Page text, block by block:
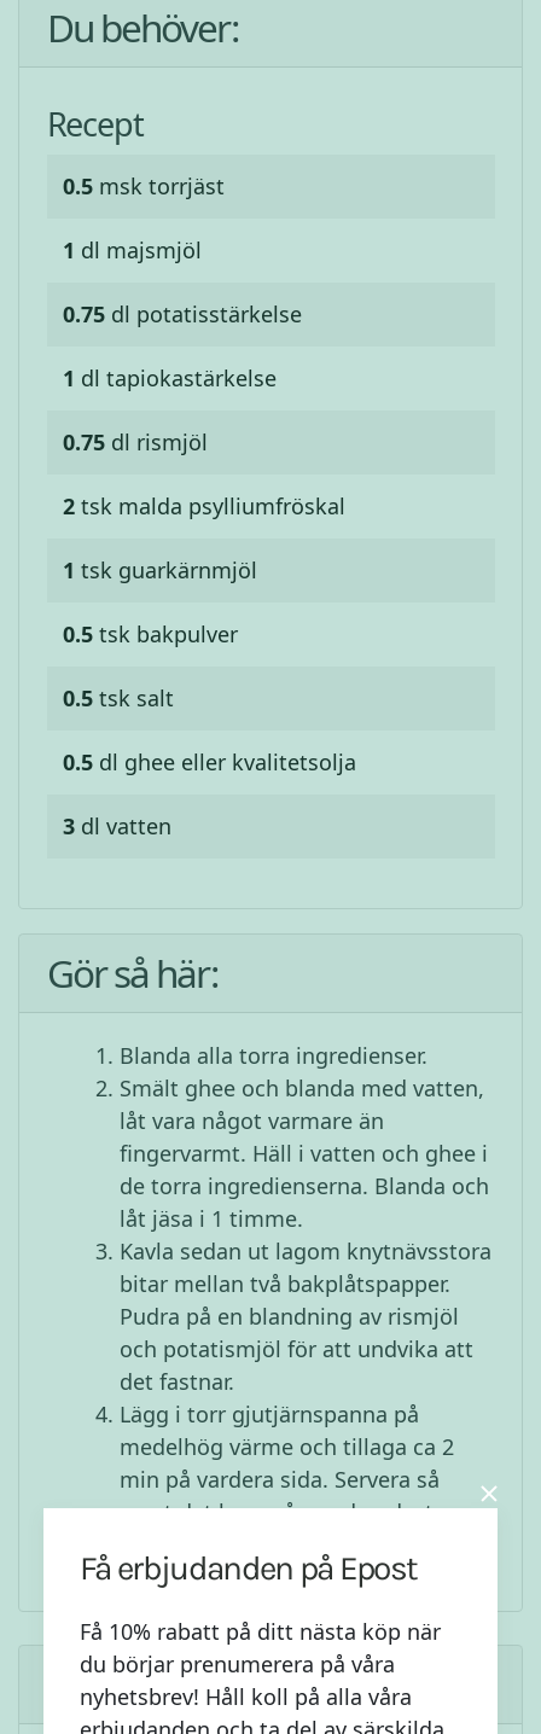
Du behöver:
Recept
0.5 msk torrjäst
1 dl majsmjöl
0.75 dl potatisstärkelse
1 dl tapiokastärkelse
0.75 dl rismjöl
2 tsk malda psylliumfröskal
1 tsk guarkärnmjöl
0.5 tsk bakpulver
0.5 tsk salt
0.5 dl ghee eller kvalitetsolja
3 dl vatten
Gör så här:
Blanda alla torra ingredienser.
Smält ghee och blanda med vatten,
låt vara något varmare än
fingervarmt. Häll i vatten och ghee i
de torra ingredienserna. Blanda och
låt jäsa i 1 timme.
Kavla sedan ut lagom knytnävsstora
bitar mellan två bakplåtspapper.
Pudra på en blandning av rismjöl
och potatismjöl för att undvika att
det fastnar.
Lägg i torr gjutjärnspanna på
medelhög värme och tillaga ca 2
min på vardera sida. Servera så
snart det bara går med godaste
Liknande Recept
Få erbjudanden på Epost
Få 10% rabatt på ditt nästa köp när
du börjar prenumerera på våra
nyhetsbrev! Håll koll på alla våra